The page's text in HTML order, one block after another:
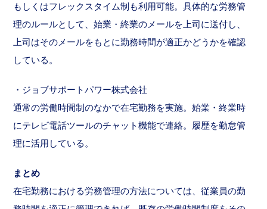
もしくはフレックスタイム制も利用可能。具体的な労務管
理のルールとして、始業・終業のメールを上司に送付し、
上司はそのメールをもとに勤務時間が適正かどうかを確認
している。
・ジョブサポートパワー株式会社
通常の労働時間制のなかで在宅勤務を実施。始業・終業時
にテレビ電話ツールのチャット機能で連絡。履歴を勤怠管
理に活用している。
まとめ
在宅勤務における労務管理の方法については、従業員の勤